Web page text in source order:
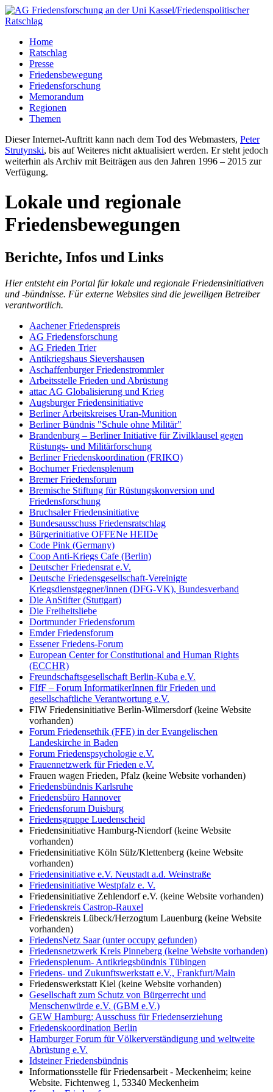
Home
Ratschlag
Presse
Friedensbewegung
Friedensforschung
Memorandum
Regionen
Themen
Dieser Internet-Auftritt kann nach dem Tod des Webmasters, Peter
Strutynski, bis auf Weiteres nicht aktualisiert werden. Er steht jedoch
weiterhin als Archiv mit Beiträgen aus den Jahren 1996 – 2015 zur
Verfügung.
Lokale und regionale
Friedensbewegungen
Berichte, Infos und Links
Hier entsteht ein Portal für lokale und regionale Friedensinitiativen
und -bündnisse. Für externe Websites sind die jeweiligen Betreiber
verantwortlich.
Aachener Friedenspreis
AG Friedensforschung
AG Frieden Trier
Antikriegshaus Sievershausen
Aschaffenburger Friedenstrommler
Arbeitsstelle Frieden und Abrüstung
attac AG Globalisierung und Krieg
Augsburger Friedensinitiative
Berliner Arbeitskreises Uran-Munition
Berliner Bündnis "Schule ohne Militär"
Brandenburg – Berliner Initiative für Zivilklausel gegen
Rüstungs- und Militärforschung
Berliner Friedenskoordination (FRIKO)
Bochumer Friedensplenum
Bremer Friedensforum
Bremische Stiftung für Rüstungskonversion und
Friedensforschung
Bruchsaler Friedensinitiative
Bundesausschuss Friedensratschlag
Bürgerinitiative OFFENe HEIDe
Code Pink (Germany)
Coop Anti-Kriegs Cafe (Berlin)
Deutscher Friedensrat e.V.
Deutsche Friedensgesellschaft-Vereinigte
Kriegsdienstgegner/innen (DFG-VK), Bundesverband
Die AnStifter (Stuttgart)
Die Freiheitsliebe
Dortmunder Friedensforum
Emder Friedensforum
Essener Friedens-Forum
European Center for Constitutional and Human Rights
(ECCHR)
Freundschaftsgesellschaft Berlin-Kuba e.V.
FIfF – Forum InformatikerInnen für Frieden und
gesellschaftliche Verantwortung e.V.
FIW Friedensinitiative Berlin-Wilmersdorf (keine Website
vorhanden)
Forum Friedensethik (FFE) in der Evangelischen
Landeskirche in Baden
Forum Friedenspsychologie e.V.
Frauennetzwerk für Frieden e.V.
Frauen wagen Frieden, Pfalz (keine Website vorhanden)
Friedensbündnis Karlsruhe
Friedensbüro Hannover
Friedensforum Duisburg
Friedensgruppe Luedenscheid
Friedensinitiative Hamburg-Niendorf (keine Website
vorhanden)
Friedensinitiative Köln Sülz/Klettenberg (keine Website
vorhanden)
Friedensinitiative e.V. Neustadt a.d. Weinstraße
Friedensinitiative Westpfalz e. V.
Friedensinitiative Zehlendorf e.V. (keine Website vorhanden)
Friedenskreis Castrop-Rauxel
Friedenskreis Lübeck/Herzogtum Lauenburg (keine Website
vorhanden)
FriedensNetz Saar (unter occupy gefunden)
Friedensnetzwerk Kreis Pinneberg (keine Website vorhanden)
Friedensplenum- Antikriegsbündnis Tübingen
Friedens- und Zukunftswerkstatt e.V., Frankfurt/Main
Friedenswerkstatt Kiel (keine Website vorhanden)
Gesellschaft zum Schutz von Bürgerrecht und
Menschenwürde e.V. (GBM e.V.)
GEW Hamburg: Ausschuss für Friedenserziehung
Friedenskoordination Berlin
Hamburger Forum für Völkerverständigung und weltweite
Abrüstung e.V.
Idsteiner Friedensbündnis
Informationsstelle für Friedensarbeit - Meckenheim; keine
Website. Fichtenweg 1, 53340 Meckenheim